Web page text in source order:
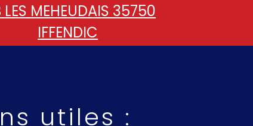
LES MEHEUDAIS 35750
IFFENDIC
utiles :